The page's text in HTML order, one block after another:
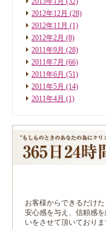
2012年12月 (28)
2012年11月 (1)
2012年2月 (8)
2011年9月 (28)
2011年7月 (66)
2011年6月 (51)
2011年5月 (14)
2011年4月 (1)
お客様からできるだけ
安心感を与え、信頼感
いをさせて頂いておりま